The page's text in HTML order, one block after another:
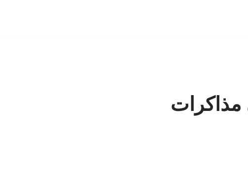
مذاکرات